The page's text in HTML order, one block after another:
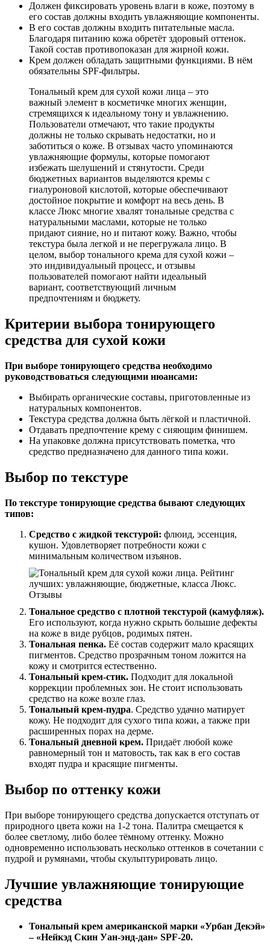
Должен фиксировать уровень влаги в коже, поэтому в
его состав должны входить увлажняющие компоненты.
В его состав должны входить питательные масла.
Благодаря питанию кожа обретёт здоровый оттенок.
Такой состав противопоказан для жирной кожи.
Крем должен обладать защитными функциями. В нём
обязательны SPF-фильтры.
Тональный крем для сухой кожи лица – это
важный элемент в косметичке многих женщин,
стремящихся к идеальному тону и увлажнению.
Пользователи отмечают, что такие продукты
должны не только скрывать недостатки, но и
заботиться о коже. В отзывах часто упоминаются
увлажняющие формулы, которые помогают
избежать шелушений и стянутости. Среди
бюджетных вариантов выделяются кремы с
гиалуроновой кислотой, которые обеспечивают
достойное покрытие и комфорт на весь день. В
классе Люкс многие хвалят тональные средства с
натуральными маслами, которые не только
придают сияние, но и питают кожу. Важно, чтобы
текстура была легкой и не перегружала лицо. В
целом, выбор тонального крема для сухой кожи –
это индивидуальный процесс, и отзывы
пользователей помогают найти идеальный
вариант, соответствующий личным
предпочтениям и бюджету.
Критерии выбора тонирующего
средства для сухой кожи
При выборе тонирующего средства необходимо
руководствоваться следующими нюансами:
Выбирать органические составы, приготовленные из
натуральных компонентов.
Текстура средства должна быть лёгкой и пластичной.
Отдавать предпочтение крему с сияющим финишем.
На упаковке должна присутствовать пометка, что
средство предназначено для данного типа кожи.
Выбор по текстуре
По текстуре тонирующие средства бывают следующих
типов:
Средство с жидкой текстурой: флюид, эссенция,
кушон. Удовлетворяет потребности кожи с
минимальным количеством изъянов.
Тональное средство с плотной текстурой (камуфляж).
Его используют, когда нужно скрыть большие дефекты
на коже в виде рубцов, родимых пятен.
Тональная пенка. Её состав содержит мало красящих
пигментов. Средство прозрачным тоном ложится на
кожу и смотрится естественно.
Тональный крем-стик. Подходит для локальной
коррекции проблемных зон. Не стоит использовать
средство на коже возле глаз.
Тональный крем-пудра. Средство удачно матирует
кожу. Не подходит для сухого типа кожи, а также при
расширенных порах на дерме.
Тональный дневной крем. Придаёт любой коже
равномерный тон и матовость, так как в его состав
входят пудра и красящие пигменты.
Выбор по оттенку кожи
При выборе тонирующего средства допускается отступать от
природного цвета кожи на 1-2 тона. Палитра смещается к
более светлому, либо более тёмному оттенку. Можно
одновременно использовать несколько оттенков в сочетании с
пудрой и румянами, чтобы скульптурировать лицо.
Лучшие увлажняющие тонирующие
средства
Тональный крем американской марки «Урбан Декэй»
– «Нейкэд Скин Уан-энд-дан» SPF-20.